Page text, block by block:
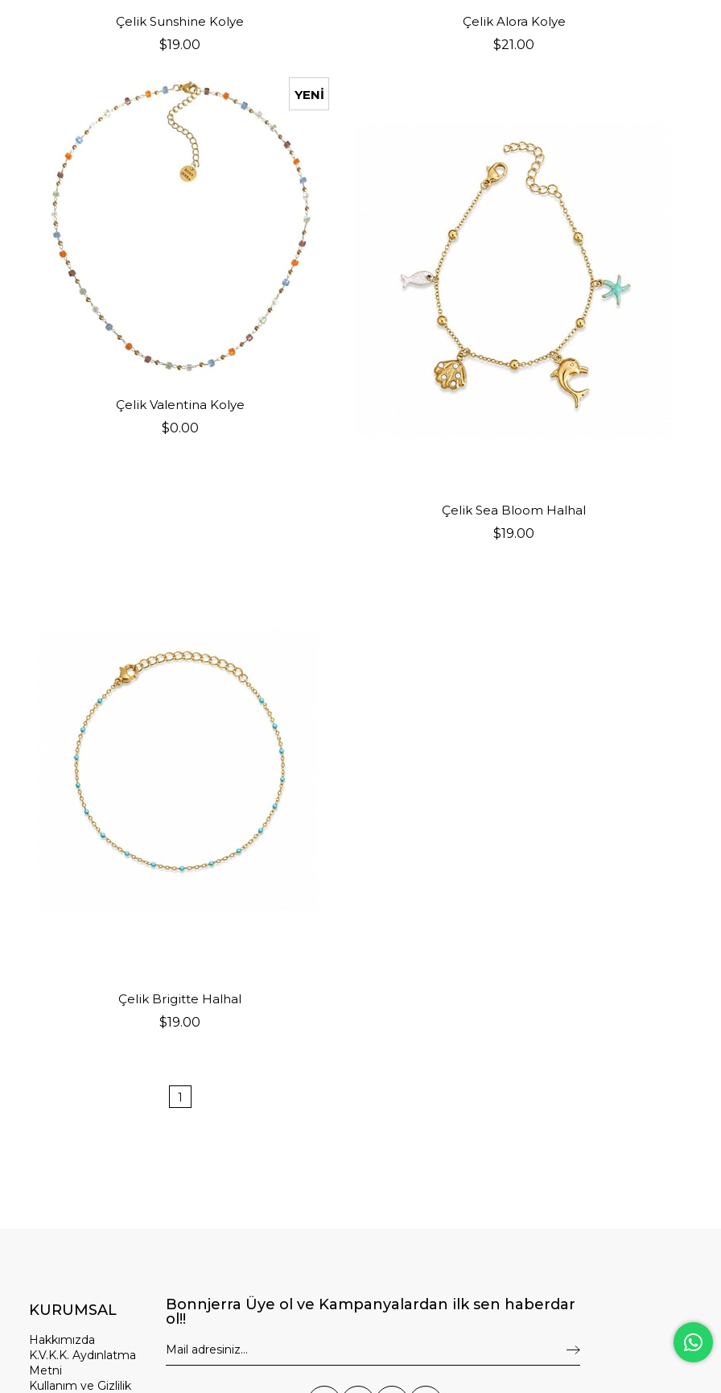
SEPETE EKLE
Çelik Sunshine Kolye
$19.00
SEPETE EKLE
Çelik Alora Kolye
$21.00
SEPETE EKLE
Çelik Valentina Kolye
$0.00
YENI
SEPETE EKLE
Çelik Sea Bloom Halhal
$19.00
SEPETE EKLE
Çelik Brigitte Halhal
$19.00
1
KURUMSAL
Hakkımızda
K.V.K.K. Aydınlatma
Metni
Kullanım ve Gizlilik
Bonnjerra Üye ol ve Kampanyalardan ilk sen haberdar
ol!!